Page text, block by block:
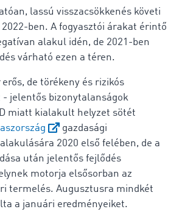
lassú visszacsökkenés követi
ben. A fogyasztói árakat érintő
alakul idén, de 2021-ben
várható ezen a téren.
erős, de törékeny és rizikós
- jelentős bizonytalanságok
miatt kialakult helyzet sötét
gazdasági
2020 első felében, de a
után jelentős fejlődés
motorja elsősorban az
termelés. Augusztusra mindkét
a januári eredményeiket.